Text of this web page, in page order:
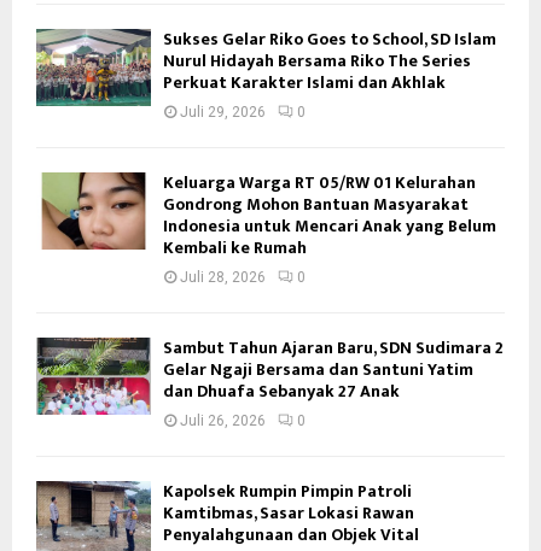
Sukses Gelar Riko Goes to School, SD Islam
Nurul Hidayah Bersama Riko The Series
Perkuat Karakter Islami dan Akhlak
Juli 29, 2026 0
Keluarga Warga RT 05/RW 01 Kelurahan
Gondrong Mohon Bantuan Masyarakat
Indonesia untuk Mencari Anak yang Belum
Kembali ke Rumah
Juli 28, 2026 0
Sambut Tahun Ajaran Baru, SDN Sudimara 2
Gelar Ngaji Bersama dan Santuni Yatim
dan Dhuafa Sebanyak 27 Anak
Juli 26, 2026 0
Kapolsek Rumpin Pimpin Patroli
Kamtibmas, Sasar Lokasi Rawan
Penyalahgunaan dan Objek Vital